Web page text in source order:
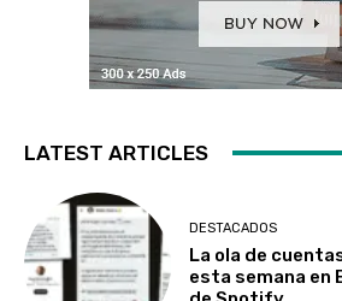
LATEST ARTICLES
DESTACADOS
La ola de
esta semana en